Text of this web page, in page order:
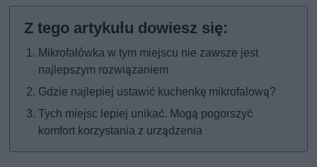
Mikrofalówka w tym miejscu nie zawsze jest
najlepszym rozwiązaniem
Gdzie najlepiej ustawić kuchenkę mikrofalową?
Tych miejsc lepiej unikać. Mogą pogorszyć
komfort korzystania z urządzenia